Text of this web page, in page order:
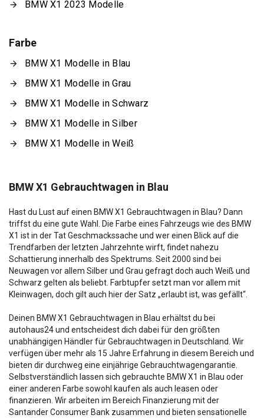
BMW X1 2023 Modelle
Farbe
BMW X1 Modelle in Blau
BMW X1 Modelle in Grau
BMW X1 Modelle in Schwarz
BMW X1 Modelle in Silber
BMW X1 Modelle in Weiß
BMW X1 Gebrauchtwagen in Blau
Hast du Lust auf einen BMW X1 Gebrauchtwagen in Blau? Dann
triffst du eine gute Wahl. Die Farbe eines Fahrzeugs wie des BMW
X1 ist in der Tat Geschmackssache und wer einen Blick auf die
Trendfarben der letzten Jahrzehnte wirft, findet nahezu
Schattierung innerhalb des Spektrums. Seit 2000 sind bei
Neuwagen vor allem Silber und Grau gefragt doch auch Weiß und
Schwarz gelten als beliebt. Farbtupfer setzt man vor allem mit
Kleinwagen, doch gilt auch hier der Satz „erlaubt ist, was gefällt“.
Deinen BMW X1 Gebrauchtwagen in Blau erhältst du bei
autohaus24 und entscheidest dich dabei für den größten
unabhängigen Händler für Gebrauchtwagen in Deutschland. Wir
verfügen über mehr als 15 Jahre Erfahrung in diesem Bereich und
bieten dir durchweg eine einjährige Gebrauchtwagengarantie.
Selbstverständlich lassen sich gebrauchte BMW X1 in Blau oder
einer anderen Farbe sowohl kaufen als auch leasen oder
finanzieren. Wir arbeiten im Bereich Finanzierung mit der
Santander Consumer Bank zusammen und bieten sensationelle